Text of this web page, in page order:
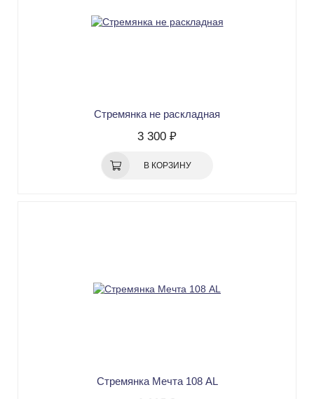
Стремянка не раскладная
3 300 ₽
В КОРЗИНУ
Стремянка Мечта 108 AL